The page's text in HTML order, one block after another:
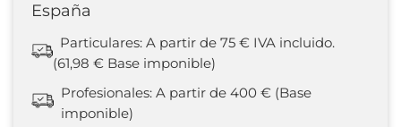
España
Particulares: A partir de 75 € IVA incluido.
(61,98 € Base imponible)
Profesionales: A partir de 400 € (Base
imponible)